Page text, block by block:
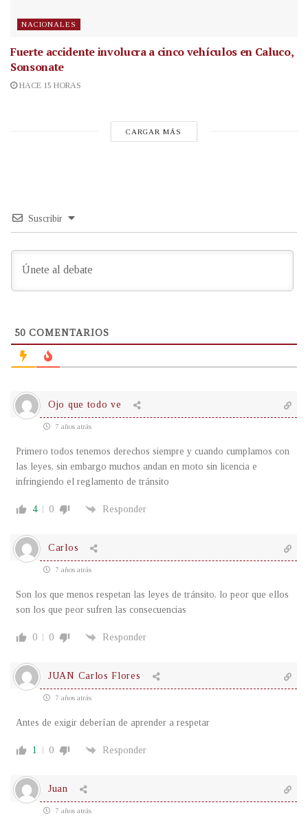
NACIONALES
Fuerte accidente involucra a cinco vehículos en Caluco,
Sonsonate
HACE 15 HORAS
CARGAR MÁS
Suscribir
50 COMENTARIOS
Ojo que todo ve
7 años atrás
Primero todos tenemos derechos siempre y cuando cumplamos con
las leyes, sin embargo muchos andan en moto sin licencia e
infringiendo el reglamento de tránsito
4 0 Responder
Carlos
7 años atrás
Son los que menos respetan las leyes de tránsito, lo peor que ellos
son los que peor sufren las consecuencias
0 0 Responder
JUAN Carlos Flores
7 años atrás
Antes de exigir deberían de aprender a respetar
1 0 Responder
Juan
7 años atrás